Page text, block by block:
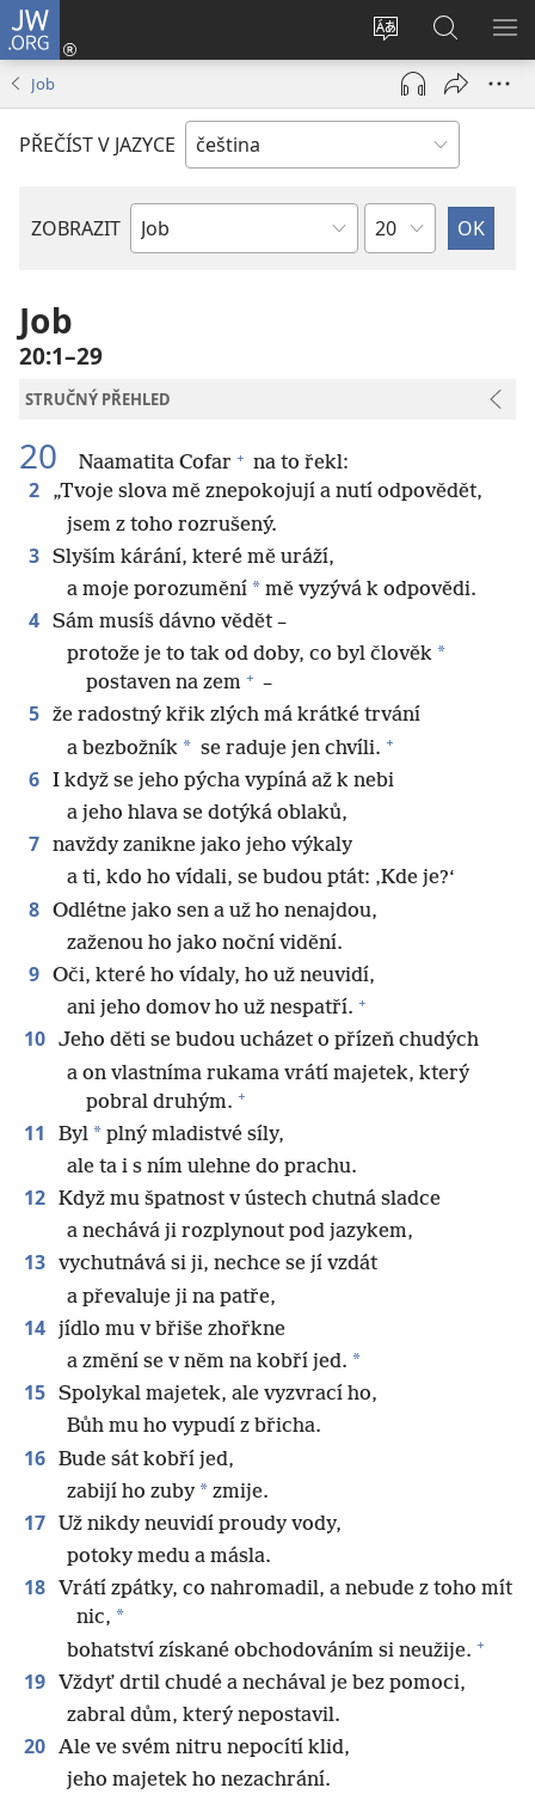
JW.ORG
Změnit
jazyk
stránek
Přihlásit
se
(otevřeno
okno)
Hledat
na
JW.ORG
Job
PŘEČÍST V JAZYCE
ZOBRAZIT
Biblická
Kapitola
Job
20:1–29
STRUČNÝ PŘEHLED
20 Naamatita Cofar + na to řekl:
2
„Tvoje slova mě znepokojují a nutí odpovědět,
jsem z toho rozrušený.
3 Slyším kárání, které mě uráží,
a moje porozumění * mě vyzývá k odpovědi.
4 Sám musíš dávno vědět –
protože je to tak od doby, co byl člověk *
postaven na zem + –
5 že radostný křik zlých má krátké trvání
a bezbožník * se raduje jen chvíli. +
6 I když se jeho pýcha vypíná až k nebi
a jeho hlava se dotýká oblaků,
7 navždy zanikne jako jeho výkaly
a ti, kdo ho vídali, se budou ptát: ‚Kde je?‘
8 Odlétne jako sen a už ho nenajdou,
zaženou ho jako noční vidění.
9 Oči, které ho vídaly, ho už neuvidí,
ani jeho domov ho už nespatří. +
10 Jeho děti se budou ucházet o přízeň chudých
a on vlastníma rukama vrátí majetek, který
pobral druhým. +
11 Byl * plný mladistvé síly,
ale ta i s ním ulehne do prachu.
12 Když mu špatnost v ústech chutná sladce
a nechává ji rozplynout pod jazykem,
13 vychutnává si ji, nechce se jí vzdát
a převaluje ji na patře,
14 jídlo mu v břiše zhořkne
a změní se v něm na kobří jed. *
15 Spolykal majetek, ale vyzvrací ho,
Bůh mu ho vypudí z břicha.
16 Bude sát kobří jed,
zabijí ho zuby * zmije.
17 Už nikdy neuvidí proudy vody,
potoky medu a másla.
18
Vrátí zpátky, co nahromadil, a nebude z toho mít
nic, *
bohatství získané obchodováním si neužije. +
19 Vždyť drtil chudé a nechával je bez pomoci,
zabral dům, který nepostavil.
20 Ale ve svém nitru nepocítí klid,
jeho majetek ho nezachrání.